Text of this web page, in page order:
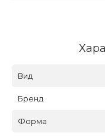
Вид
Бренд
Форма